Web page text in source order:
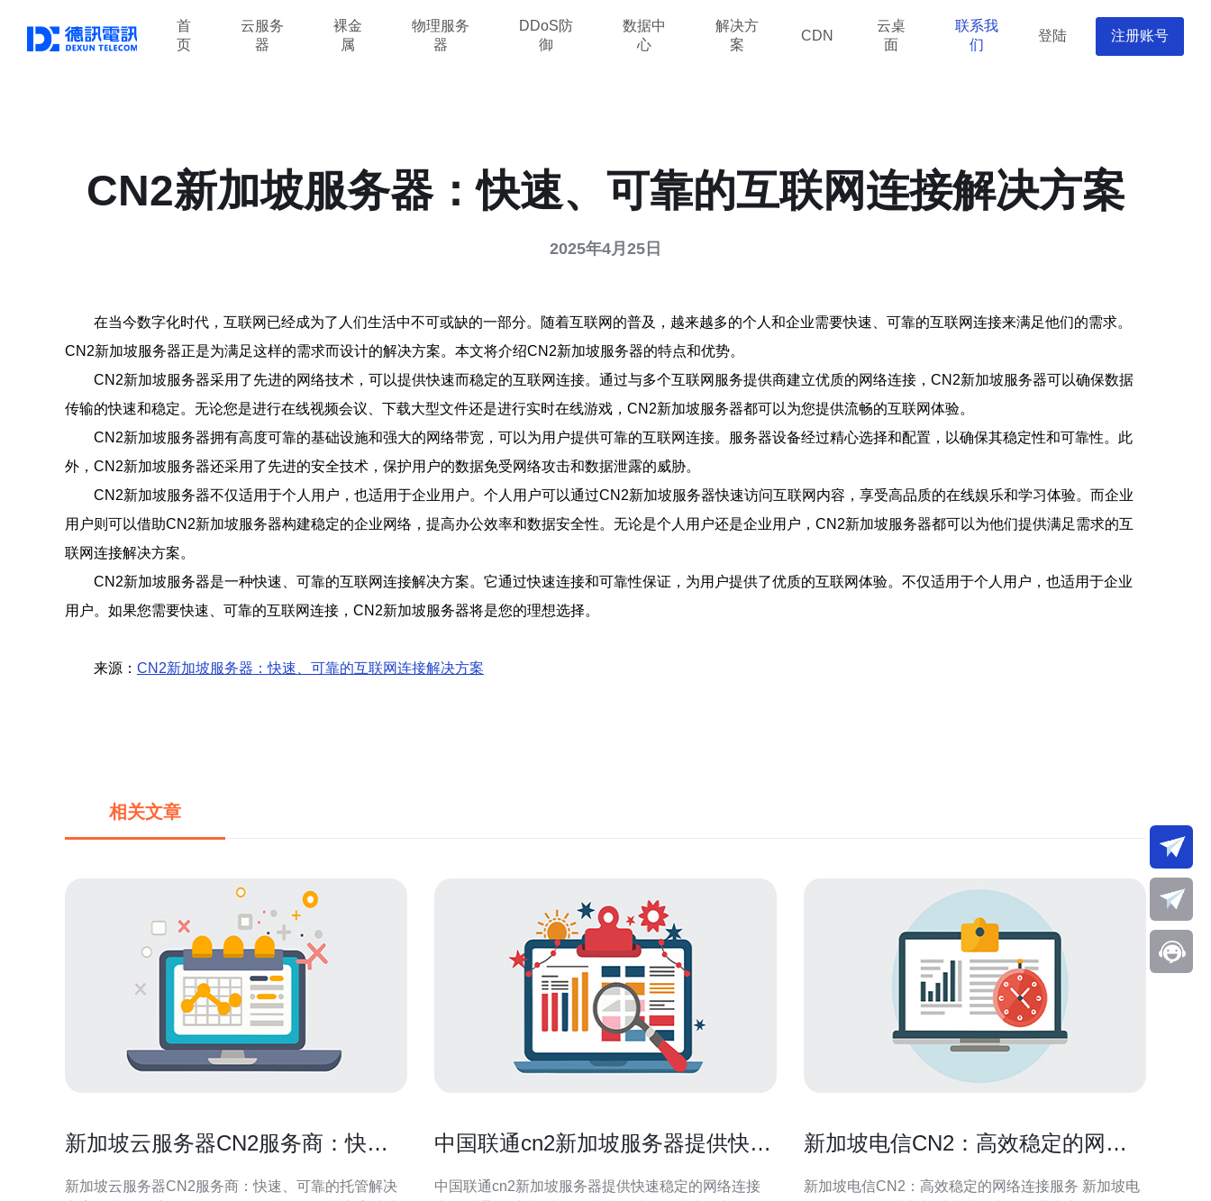
首
页
云服务
器
裸金
属
物理服务
器
DDoS防
御
数据中
心
解决方
案
CDN
云桌
面
联系我
们
登陆 注册账号
CN2新加坡服务器：快速、可靠的互联网连接解决方案
2025年4月25日
在当今数字化时代，互联网已经成为了人们生活中不可或缺的一部分。随着互联网的普及，越来越多的个人和企业需要快速、可靠的互联网连接来满足他们的需求。
CN2新加坡服务器正是为满足这样的需求而设计的解决方案。本文将介绍CN2新加坡服务器的特点和优势。
CN2新加坡服务器采用了先进的网络技术，可以提供快速而稳定的互联网连接。通过与多个互联网服务提供商建立优质的网络连接，CN2新加坡服务器可以确保数据
传输的快速和稳定。无论您是进行在线视频会议、下载大型文件还是进行实时在线游戏，CN2新加坡服务器都可以为您提供流畅的互联网体验。
CN2新加坡服务器拥有高度可靠的基础设施和强大的网络带宽，可以为用户提供可靠的互联网连接。服务器设备经过精心选择和配置，以确保其稳定性和可靠性。此
外，CN2新加坡服务器还采用了先进的安全技术，保护用户的数据免受网络攻击和数据泄露的威胁。
CN2新加坡服务器不仅适用于个人用户，也适用于企业用户。个人用户可以通过CN2新加坡服务器快速访问互联网内容，享受高品质的在线娱乐和学习体验。而企业
用户则可以借助CN2新加坡服务器构建稳定的企业网络，提高办公效率和数据安全性。无论是个人用户还是企业用户，CN2新加坡服务器都可以为他们提供满足需求的互
联网连接解决方案。
CN2新加坡服务器是一种快速、可靠的互联网连接解决方案。它通过快速连接和可靠性保证，为用户提供了优质的互联网体验。不仅适用于个人用户，也适用于企业
用户。如果您需要快速、可靠的互联网连接，CN2新加坡服务器将是您的理想选择。
来源： CN2新加坡服务器：快速、可靠的互联网连接解决方案
相关文章
新加坡云服务器CN2服务商：快
新加坡云服务器CN2服务商：快速、可靠的托管解决
中国联通cn2新加坡服务器提供快速
中国联通cn2新加坡服务器提供快速稳定的网络连接
新加坡电信CN2：高效稳定的网络
新加坡电信CN2：高效稳定的网络连接服务 新加坡电